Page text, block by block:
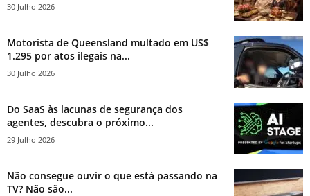
30 Julho 2026
Motorista de Queensland multado em US$
1.295 por atos ilegais na...
30 Julho 2026
Do SaaS às lacunas de segurança dos
agentes, descubra o próximo...
29 Julho 2026
Não consegue ouvir o que está passando na
TV? Não são...